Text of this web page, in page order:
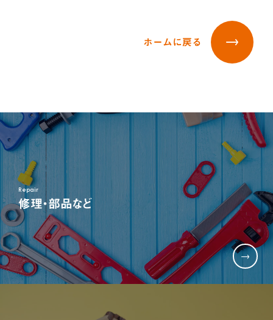
乗用玩具＆電動乗用
木'sシリーズ
お客様サポート
お問い合わせ
採用情報
新卒採用
営業
商品企画
管理部門(総務、経理など)
生産部門(品質管理、生産管理、技術開発など)
キャリア採用
営業
管理部門(総務、経理など)
ホームに戻る
Repair
修理・部品など